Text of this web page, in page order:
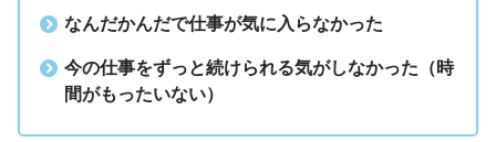
なんだかんだで仕事が気に入らなかった
今の仕事をずっと続けられる気がしなかった（時
間がもったいない）